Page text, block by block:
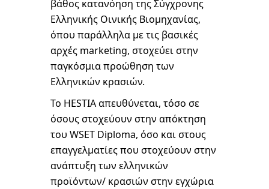
βάθος κατανόηση της Σύγχρονης
Ελληνικής Οινικής Βιομηχανίας,
όπου παράλληλα με τις βασικές
αρχές marketing, στοχεύει στην
παγκόσμια προώθηση των
Ελληνικών κρασιών.
Το HESTIA απευθύνεται, τόσο σε
όσους στοχεύουν στην απόκτηση
του WSET Diploma, όσο και στους
επαγγελματίες που στοχεύουν στην
ανάπτυξη των ελληνικών
προϊόντων/ κρασιών στην εγχώρια